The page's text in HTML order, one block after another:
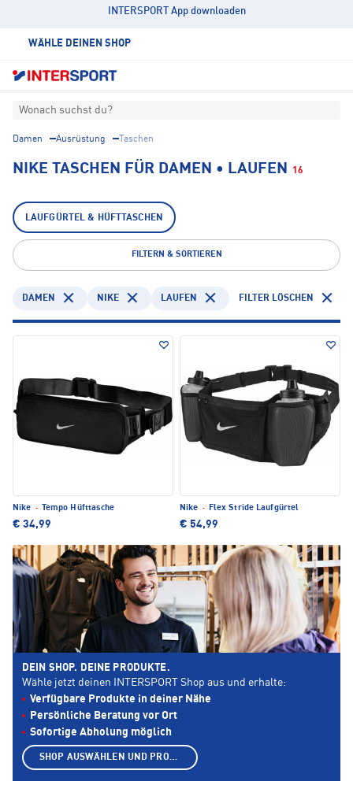
INTERSPORT App downloaden
WÄHLE DEINEN SHOP
Wonach suchst du?
Damen Ausrüstung Taschen
NIKE TASCHEN FÜR DAMEN • LAUFEN 16
LAUFGÜRTEL & HÜFTTASCHEN
FILTERN & SORTIEREN
DAMEN NIKE LAUFEN FILTER LÖSCHEN
Nike · Tempo Hüfttasche
€ 34,99
Nike · Flex Stride Laufgürtel
€ 54,99
DEIN SHOP. DEINE PRODUKTE.
Wähle jetzt deinen INTERSPORT Shop aus und erhalte:
Verfügbare Produkte in deiner Nähe
Persönliche Beratung vor Ort
Sofortige Abholung möglich
SHOP AUSWÄHLEN UND PRODUKTE ANZEIGEN